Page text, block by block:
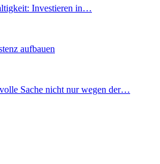
Investieren in…
aufbauen
Sache nicht nur wegen der…